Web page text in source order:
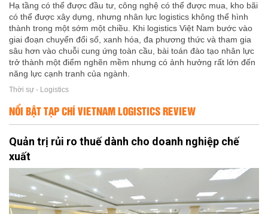
Hạ tầng có thể được đầu tư, công nghệ có thể được mua, kho bãi
có thể được xây dựng, nhưng nhân lực logistics không thể hình
thành trong một sớm một chiều. Khi logistics Việt Nam bước vào
giai đoạn chuyển đổi số, xanh hóa, đa phương thức và tham gia
sâu hơn vào chuỗi cung ứng toàn cầu, bài toán đào tạo nhân lực
trở thành một điểm nghẽn mềm nhưng có ảnh hưởng rất lớn đến
năng lực cạnh tranh của ngành.
Thời sự - Logistics
NỔI BẬT TẠP CHÍ VIETNAM LOGISTICS REVIEW
Quản trị rủi ro thuế dành cho doanh nghiệp chế
xuất